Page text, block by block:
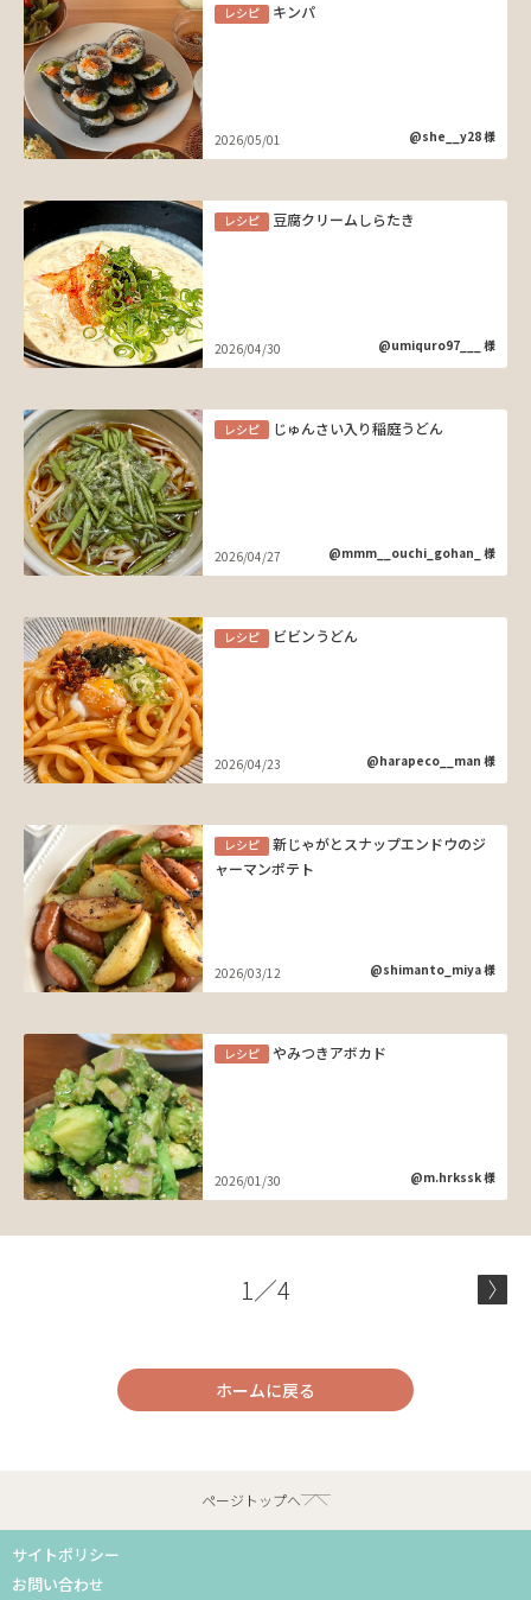
レシピ キンパ
2026/05/01 @she__y28 様
レシピ 豆腐クリームしらたき
2026/04/30 @umiquro97___ 様
レシピ じゅんさい入り稲庭うどん
2026/04/27 @mmm__ouchi_gohan_ 様
レシピ ビビンうどん
2026/04/23 @harapeco__man 様
レシピ
新じゃがとスナップエンドウのジ
ャーマンポテト
2026/03/12 @shimanto_miya 様
レシピ やみつきアボカド
2026/01/30 @m.hrkssk 様
1／4
ホームに戻る
ページトップへ
サイトポリシー
お問い合わせ